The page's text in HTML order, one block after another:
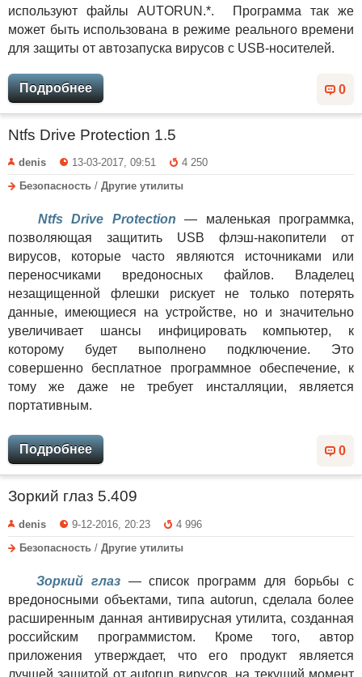
используют файлы AUTORUN.*. Программа так же
может быть использована в режиме реального времени
для защиты от автозапуска вирусов с USB-носителей.
0
Подробнее
Ntfs Drive Protection 1.5
denis 13-03-2017, 09:51
4 250
Безопасность / Другие утилиты
Ntfs Drive Protection — маленькая программка,
позволяющая защитить USB флэш-накопители от
вирусов, которые часто являются источниками или
переносчиками вредоносных файлов. Владелец
незащищенной флешки рискует не только потерять
данные, имеющиеся на устройстве, но и значительно
увеличивает шансы инфицировать компьютер, к
которому будет выполнено подключение. Это
совершенно бесплатное программное обеспечение, к
тому же даже не требует инсталляции, является
портативным.
0
Подробнее
Зоркий глаз 5.409
denis 9-12-2016, 20:23
4 996
Безопасность / Другие утилиты
Зоркий глаз— список программ для борьбы с
вредоносными объектами, типа autorun, сделала более
расширенным данная антивирусная утилита, созданная
российским программистом. Кроме того, автор
приложения утверждает, что его продукт является
лучшей защитой от autorun вирусов, на текущий момент